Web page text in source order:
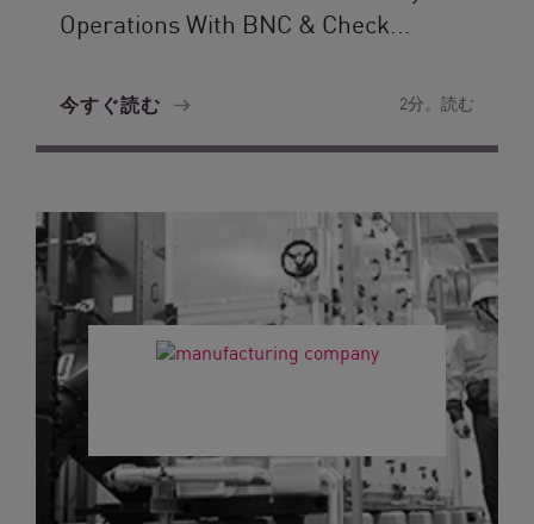
Operations With BNC & Check...
今すぐ読む 2分。読む